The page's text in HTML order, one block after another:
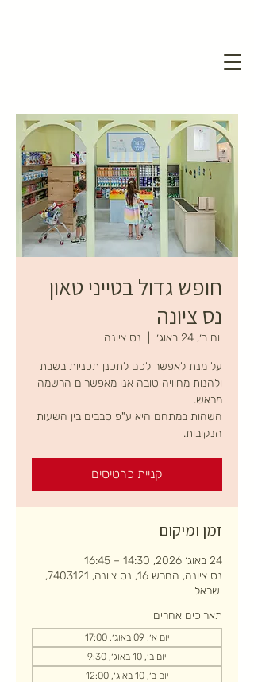
חופש גדול בטייני טאון
נס ציונה
יום ב׳, 24 באוג׳ נס ציונה
על מנת לאפשר לכם לתכנן תכניות בשבת
ולהנות מחוויה טובה אנו מאפשרים הרשמה
השהות במתחם היא ע"פ סבבים בין השעות
הנקובות.
קניית כרטיסים
זמן ומיקום
24 באוג׳ 2026, 14:30 – 16:45
נס ציונה, החרש 16, נס ציונה, 7403121,
ישראל
תאריכים אחרים
יום א׳, 09 באוג׳, 17:00
יום ב׳, 10 באוג׳, 9:30
יום ב׳, 10 באוג׳, 12:00